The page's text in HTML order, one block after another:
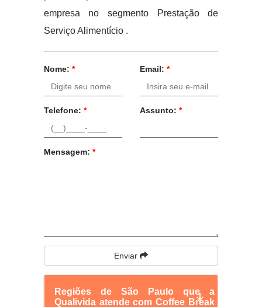
empresa no segmento Prestação de
Serviço Alimentício .
Nome: * Email: *
Telefone: * Assunto: *
Mensagem: *
Enviar
Regiões de São Paulo que a
Qualivida atende com Coffee Break